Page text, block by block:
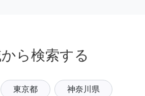
ら検索する
東京都 神奈川県